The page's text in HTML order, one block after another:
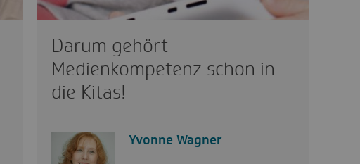
Darum gehört
Medienkompetenz schon in
die Kitas!
Yvonne Wagner